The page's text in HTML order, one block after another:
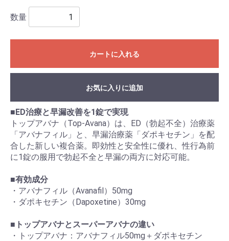
数量
カートに入れる
お気に入りに追加
■ED治療と早漏改善を1錠で実現
トップアバナ（Top-Avana）は、ED（勃起不全）治療薬
「アバナフィル」と、早漏治療薬「ダポキセチン」を配
合した新しい複合薬。即効性と安全性に優れ、性行為前
に1錠の服用で勃起不全と早漏の両方に対応可能。
■有効成分
・アバナフィル（Avanafil）50mg
・ダポキセチン（Dapoxetine）30mg
■トップアバナとスーパーアバナの違い
・トップアバナ：アバナフィル50mg＋ダポキセチン